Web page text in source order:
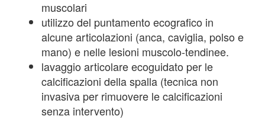
muscolari
utilizzo del puntamento ecografico in
alcune articolazioni (anca, caviglia, polso e
mano) e nelle lesioni muscolo-tendinee.
lavaggio articolare ecoguidato per le
calcificazioni della spalla (tecnica non
invasiva per rimuovere le calcificazioni
senza intervento)